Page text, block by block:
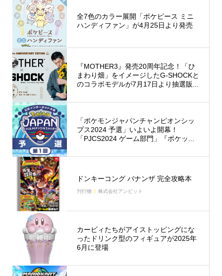
全7色のカラー展開「ポケピース ミニ
ハンディファン」が4月25日より発売
『MOTHER3』発売20周年記念！「ひ
まわり畑」をイメージしたG-SHOCKと
のコラボモデルが7月17日より抽選販...
「ポケモンジャパンチャンピオンシッ
プス2024 予選」いよいよ開幕！
「PJCS2024 ゲーム部門」『ポケッ...
ドンキーコング バナンザ 完全攻略本
刊行物 株式会社アンビット
カービィたちがアイストッピングにな
ったドリンク型のフィギュアが2025年
6月に登場